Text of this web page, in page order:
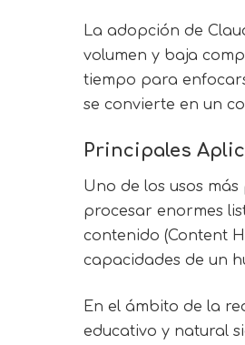
La adopción de
volumen y baja
tiempo para
se convierte en un
Principales
Uno de los usos
procesar enormes
contenido (Content
capacidades de un
En el ámbito de la
educativo y natural